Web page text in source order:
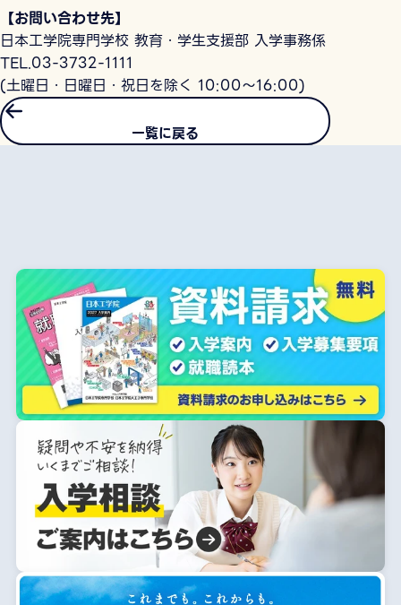
【お問い合わせ先】
日本工学院専門学校 教育・学生支援部 入学事務係
TEL.03-3732-1111
(土曜日・日曜日・祝日を除く 10:00～16:00)
一覧に戻る